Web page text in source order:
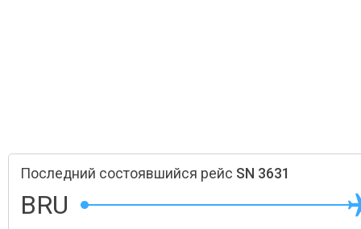
Последний состоявшийся рейс SN 3631
BRU